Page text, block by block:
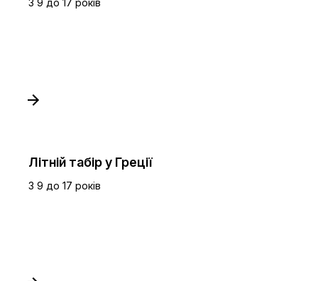
З 9 до 17 років
Літній табір у Греції
З 9 до 17 років